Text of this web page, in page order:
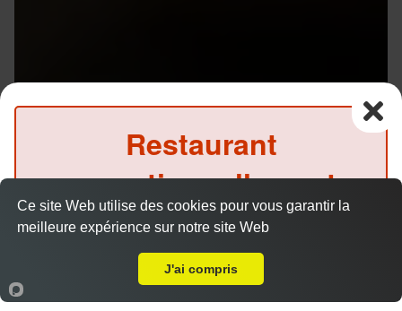
Accueil Panier Compte
Restaurant
exceptionnellement
fermé ce soir
(Précommande possible)
Ce site Web utilise des cookies pour vous garantir la
meilleure expérience sur notre site Web
J'ai compris